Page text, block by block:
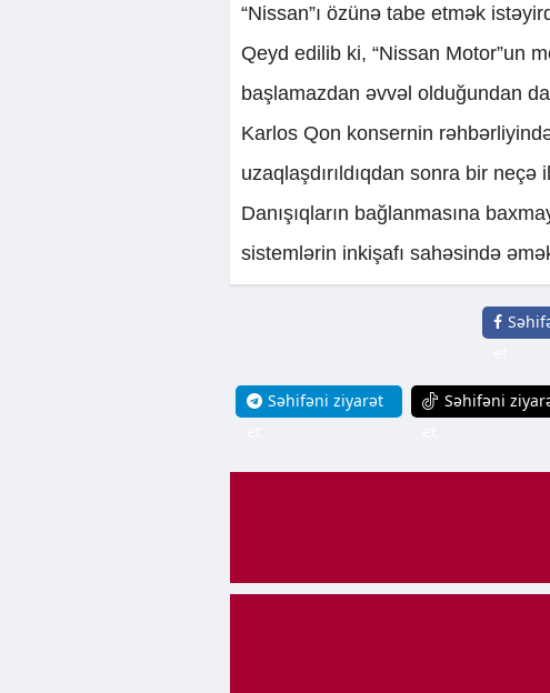
“Nissan”ı özünə tabe etmək
Qeyd edilib ki, “Nissan Motor”un
başlamazdan əvvəl olduğundan
Karlos Qon konsernin
uzaqlaşdırıldıqdan sonra bir
Danışıqların bağlanmasına
sistemlərin inkişafı sahəsində
Səhifəni ziyarət
Səhifəni